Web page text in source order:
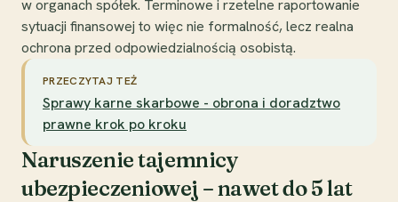
w organach spółek. Terminowe i rzetelne raportowanie
sytuacji finansowej to więc nie formalność, lecz realna
ochrona przed odpowiedzialnością osobistą.
PRZECZYTAJ TEŻ
Sprawy karne skarbowe - obrona i doradztwo
prawne krok po kroku
Naruszenie tajemnicy
ubezpieczeniowej – nawet do 5 lat